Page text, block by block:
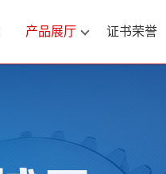
产品展厅 证书荣誉